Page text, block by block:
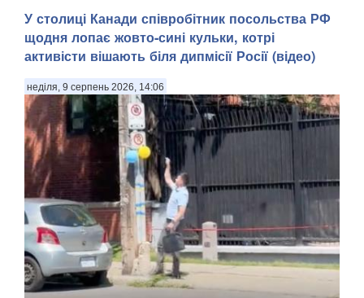
У столиці Канади співробітник посольства РФ
щодня лопає жовто-сині кульки, котрі
активісти вішають біля дипмісії Росії (відео)
неділя, 9 серпень 2026, 14:06